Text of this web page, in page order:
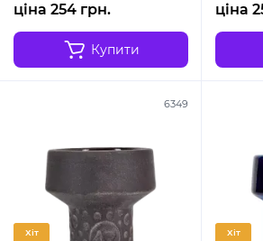
ціна 254 грн.
Купити
ціна
6349
Хіт Хіт